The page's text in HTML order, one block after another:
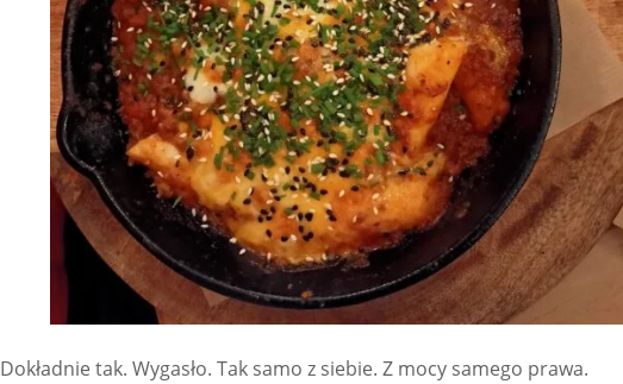
Dokładnie tak. Wygasło. Tak samo z siebie. Z mocy samego prawa.